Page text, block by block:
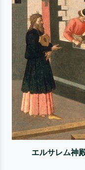
エルサレム神